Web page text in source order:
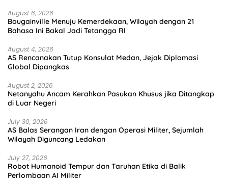
August 6, 2026
Bougainville Menuju Kemerdekaan, Wilayah dengan 21
Bahasa Ini Bakal Jadi Tetangga RI
August 4, 2026
AS Rencanakan Tutup Konsulat Medan, Jejak Diplomasi
Global Dipangkas
August 2, 2026
Netanyahu Ancam Kerahkan Pasukan Khusus jika Ditangkap
di Luar Negeri
July 30, 2026
AS Balas Serangan Iran dengan Operasi Militer, Sejumlah
Wilayah Diguncang Ledakan
July 27, 2026
Robot Humanoid Tempur dan Taruhan Etika di Balik
Perlombaan AI Militer